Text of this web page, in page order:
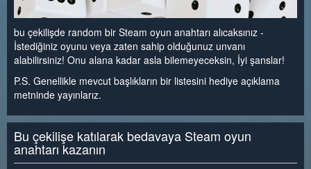
bu çekilişde random bir Steam oyun anahtarı alıcaksınız -
İstediğiniz oyunu veya zaten sahip olduğunuz unvanı
alabilirsiniz! Onu alana kadar asla bilemeyeceksin, İyi şanslar!
P.S. Genellikle mevcut başlıkların bir listesini hediye açıklama
metninde yayınlarız.
Bu çekilişe katılarak bedavaya Steam oyun
anahtarı kazanın